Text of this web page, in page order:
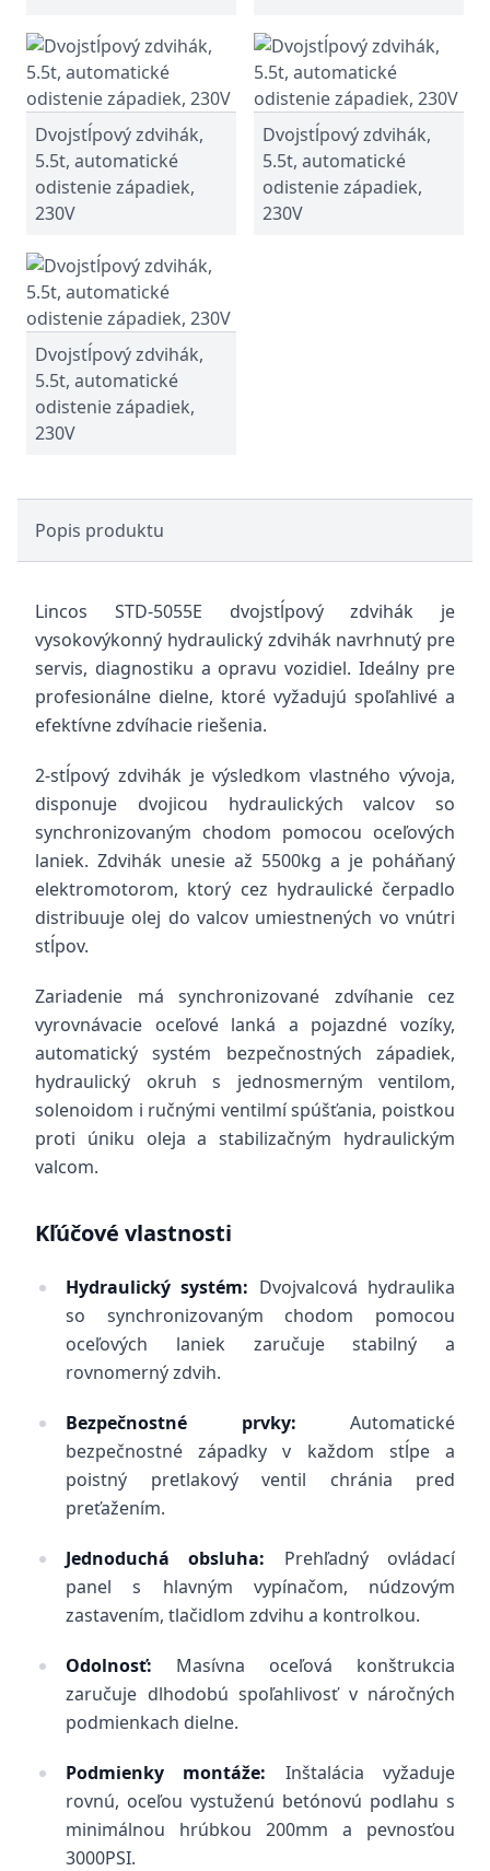
Dvojstĺpový zdvihák,
5.5t, automatické
odistenie západiek,
230V
Dvojstĺpový zdvihák,
5.5t, automatické
odistenie západiek,
230V
Dvojstĺpový zdvihák,
5.5t, automatické
odistenie západiek,
230V
Popis produktu
Lincos STD-5055E dvojstĺpový zdvihák je
vysokovýkonný hydraulický zdvihák navrhnutý pre
servis, diagnostiku a opravu vozidiel. Ideálny pre
profesionálne dielne, ktoré vyžadujú spoľahlivé a
efektívne zdvíhacie riešenia.
2-stĺpový zdvihák je výsledkom vlastného vývoja,
disponuje dvojicou hydraulických valcov so
synchronizovaným chodom pomocou oceľových
laniek. Zdvihák unesie až 5500kg a je poháňaný
elektromotorom, ktorý cez hydraulické čerpadlo
distribuuje olej do valcov umiestnených vo vnútri
stĺpov.
Zariadenie má synchronizované zdvíhanie cez
vyrovnávacie oceľové lanká a pojazdné vozíky,
automatický systém bezpečnostných západiek,
hydraulický okruh s jednosmerným ventilom,
solenoidom i ručnými ventilmí spúšťania, poistkou
proti úniku oleja a stabilizačným hydraulickým
valcom.
Kľúčové vlastnosti
Hydraulický systém: Dvojvalcová hydraulika
so synchronizovaným chodom pomocou
oceľových laniek zaručuje stabilný a
rovnomerný zdvih.
Bezpečnostné prvky: Automatické
bezpečnostné západky v každom stĺpe a
poistný pretlakový ventil chránia pred
preťažením.
Jednoduchá obsluha: Prehľadný ovládací
panel s hlavným vypínačom, núdzovým
zastavením, tlačidlom zdvihu a kontrolkou.
Odolnosť: Masívna oceľová konštrukcia
zaručuje dlhodobú spoľahlivosť v náročných
podmienkach dielne.
Podmienky montáže: Inštalácia vyžaduje
rovnú, oceľou vystuženú betónovú podlahu s
minimálnou hrúbkou 200mm a pevnosťou
3000PSI.